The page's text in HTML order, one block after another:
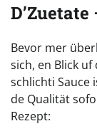
Bevor mer
sich, en Blick uf
schlichti Sauce
de Qualität
Rezept: